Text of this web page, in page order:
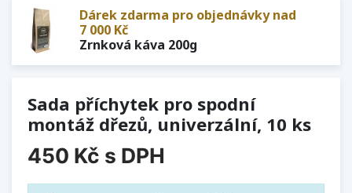
Dárek zdarma pro objednávky nad
7 000 Kč
Zrnková káva 200g
Sada příchytek pro spodní
montáž dřezů, univerzální, 10 ks
450 Kč s DPH